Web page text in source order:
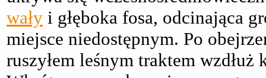
wały i głęboka fosa, odcinająca
miejsce niedostępnym. Po
ruszyłem leśnym traktem wzdłuż